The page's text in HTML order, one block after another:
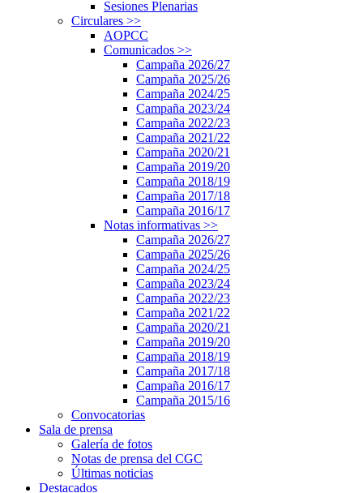
Sesiones Plenarias
Circulares >>
AOPCC
Comunicados >>
Campaña 2026/27
Campaña 2025/26
Campaña 2024/25
Campaña 2023/24
Campaña 2022/23
Campaña 2021/22
Campaña 2020/21
Campaña 2019/20
Campaña 2018/19
Campaña 2017/18
Campaña 2016/17
Notas informativas >>
Campaña 2026/27
Campaña 2025/26
Campaña 2024/25
Campaña 2023/24
Campaña 2022/23
Campaña 2021/22
Campaña 2020/21
Campaña 2019/20
Campaña 2018/19
Campaña 2017/18
Campaña 2016/17
Campaña 2015/16
Convocatorias
Sala de prensa
Galería de fotos
Notas de prensa del CGC
Últimas noticias
Destacados